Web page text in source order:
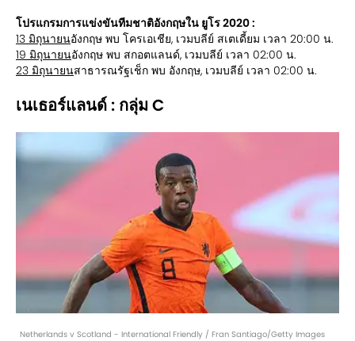
โปรแกรมการแข่งขันทีมชาติอังกฤษใน ยูโร 2020 :
13 มิถุนายนอังกฤษ พบ โครเอเชีย, เวมบลีย์ สเตเดี้ยม เวลา 20:00 น.
19 มิถุนายนอังกฤษ พบ สกอตแลนด์, เวมบลีย์ เวลา 02:00 น.
23 มิถุนายนสาธารณรัฐเช็ก พบ อังกฤษ, เวมบลีย์ เวลา 02:00 น.
เนเธอร์แลนด์ : กลุ่ม C
Netherlands v Scotland - International Friendly / Fran Santiago/Getty Images